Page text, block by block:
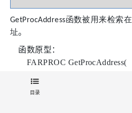
GetProcAddress函数被用来检索在
址。
函数原型：
FARPROC GetProcAddress(
目录